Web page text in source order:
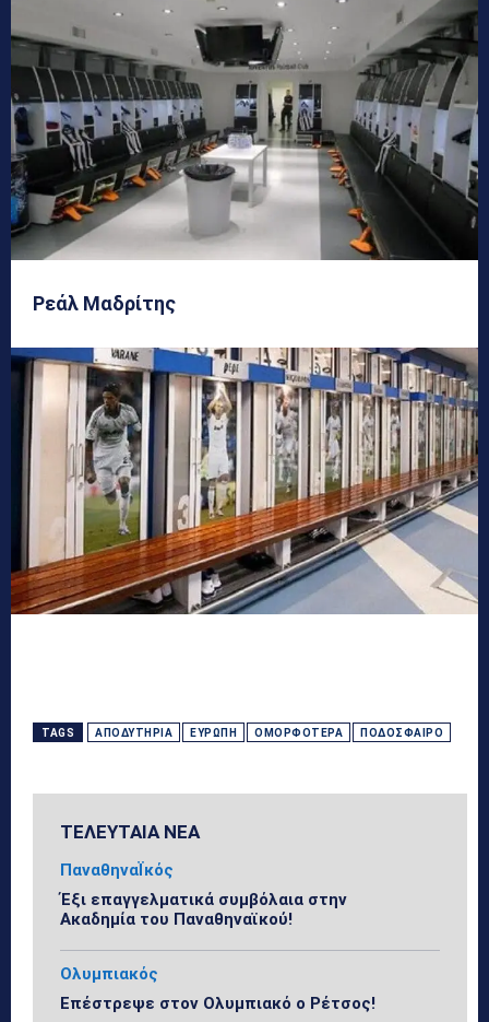
Ρεάλ Μαδρίτης
TAGS ΑΠΟΔΥΤΉΡΙΑ ΕΥΡΏΠΗ ΟΜΟΡΦΌΤΕΡΑ ΠΟΔΌΣΦΑΙΡΟ
ΤΕΛΕΥΤΑΙΑ ΝΕΑ
ΠαναθηναΪκός
Έξι επαγγελματικά συμβόλαια στην
Ακαδημία του Παναθηναϊκού!
Ολυμπιακός
Επέστρεψε στον Ολυμπιακό ο Ρέτσος!